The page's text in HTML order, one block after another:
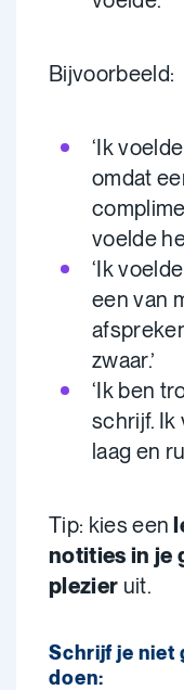
Bijvoorbeeld:
‘Ik
omdat
voelde
‘Ik
een van
zwaar.’
‘Ik ben
schrijf. Ik
laag en
Tip: kies een
notities in je
plezier uit.
Schrijf je niet
doen: